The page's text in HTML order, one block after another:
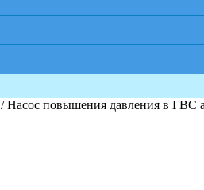
/ Насос повышения давления в ГВС